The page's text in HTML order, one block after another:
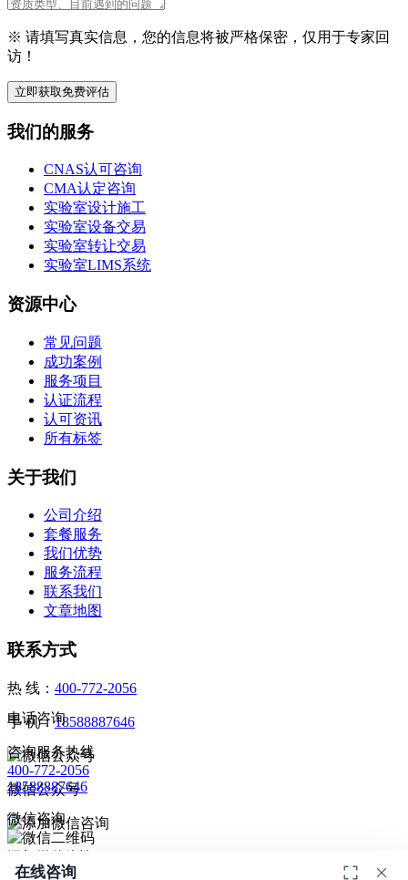
※ 请填写真实信息，您的信息将被严格保密，仅用于专家回
访！
立即获取免费评估
我们的服务
CNAS认可咨询
CMA认定咨询
实验室设计施工
实验室设备交易
实验室转让交易
实验室LIMS系统
资源中心
常见问题
成功案例
服务项目
认证流程
认可资讯
所有标签
关于我们
公司介绍
套餐服务
我们优势
服务流程
联系我们
文章地图
联系方式
热 线： 400-772-2056
手 机：18588887646
微信公众号
电话咨询
咨询服务热线
400-772-2056
18588887646
微信咨询
扫码添加微信咨询
在线咨询